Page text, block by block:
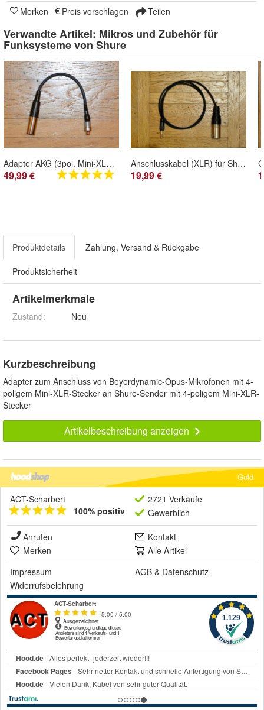
Merken Preis vorschlagen Teilen
Verwandte Artikel: Mikros und Zubehör für
Funksysteme von Shure
Adapter AKG (3pol. Mini-XLR TA3M) auf Shure Axient AD1, ADX1, ADX1M (LEMO3)
49,99 €
Anschlusskabel (XLR) für Shure SLXD5 (mobiler Ein-Kanal-Empfänger)
19,99 €
Produktdetails Zahlung, Versand & Rückgabe
Produktsicherheit
Artikelmerkmale
Zustand: Neu
Kurzbeschreibung
Adapter zum Anschluss von Beyerdynamic-Opus-Mikrofonen mit 4-
poligem Mini-XLR-Stecker an Shure-Sender mit 4-poligem Mini-XLR-
Stecker
Artikelbeschreibung anzeigen
Gold
ACT-Scharbert
100% positiv
2721 Verkäufe
Gewerblich
Anrufen
Kontakt
Merken
Alle Artikel
Impressum
AGB & Datenschutz
Widerrufsbelehrung